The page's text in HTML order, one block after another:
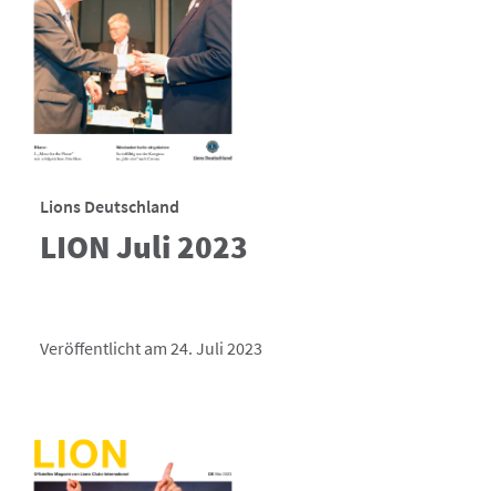
Lions Deutschland
LION Juli 2023
Veröffentlicht am 24. Juli 2023